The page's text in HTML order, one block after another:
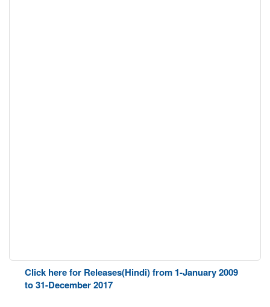
Click here for Releases(Hindi) from 1-January 2009
to 31-December 2017